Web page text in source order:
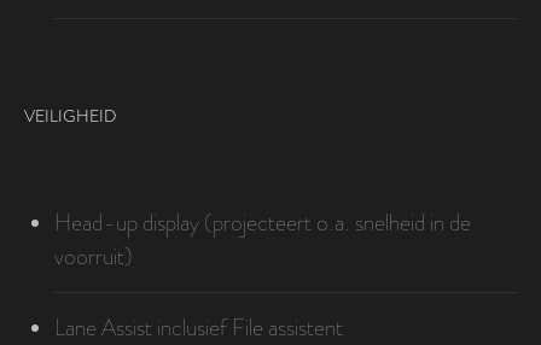
VEILIGHEID
Head-up display (projecteert o.a. snelheid in de
voorruit)
Lane Assist inclusief File assistent